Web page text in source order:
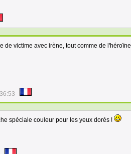
de victime avec irène, tout comme de
spéciale couleur pour les yeux dorés !